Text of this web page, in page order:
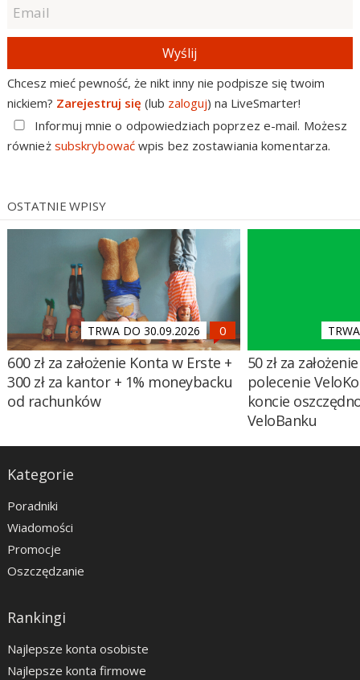
Wyślij
Chcesz mieć pewność, że nikt inny nie podpisze się twoim
nickiem? Zarejestruj się (lub zaloguj) na LiveSmarter!
Informuj mnie o odpowiedziach poprzez e-mail. Możesz
również subskrybowaćwpis bez zostawiania komentarza.
OSTATNIE WPISY
TRWA DO 30.09.2026
600 zł za założenie Konta w Erste +
300 zł za kantor + 1% moneybacku
od rachunków
50 zł za
polecenie
koncie
VeloBanku
Kategorie
Poradniki
Wiadomości
Promocje
Oszczędzanie
Rankingi
Najlepsze konta osobiste
Najlepsze konta firmowe